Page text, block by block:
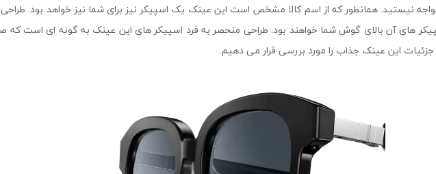
نیستید. همانطور که از اسم کالا مشخص است این عینک یک اسپیکر نیز برای شما نیز خواهد بود.
های آن بالای گوش شما خواهند بود. طراحی منحصر به فرد اسپیکر های این عینک به گونه ای است
این عینک جذاب را مورد بررسی قرار می دهیم.